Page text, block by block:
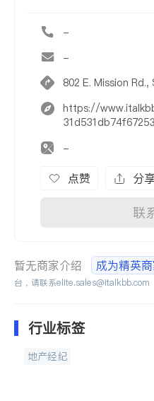
-
-
802 E. Mission
https://
31d531db74f67253
-
点赞 分
联
暂无商家介绍 成为精英
台，请联系elite.sales@italkbb.com
行业标签
地产经纪